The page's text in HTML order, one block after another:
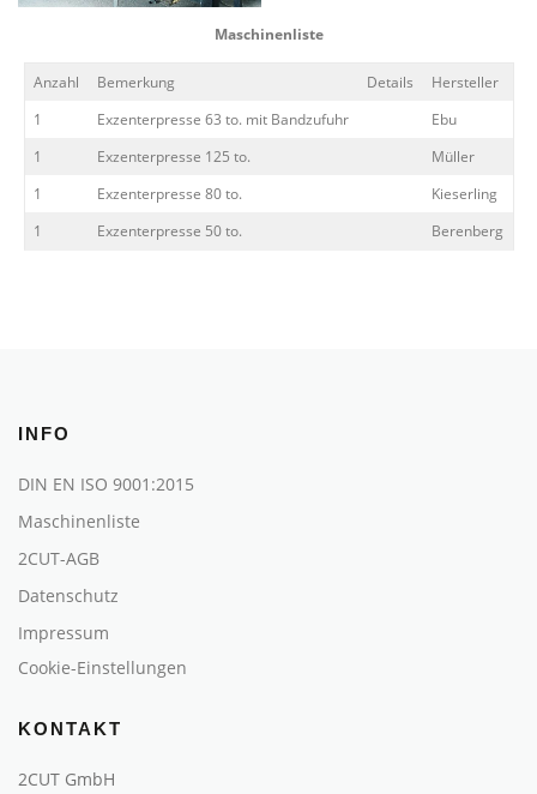
Maschinenliste
Anzahl Bemerkung Details
Hersteller
1
Exzenterpresse 63 to. mit Bandzufuhr
Ebu
1
Exzenterpresse 125 to.
Müller
1
Exzenterpresse 80 to.
Kieserling
1
Exzenterpresse 50 to. Berenberg
INFO
DIN EN ISO 9001:2015
Maschinenliste
2CUT-AGB
Datenschutz
Impressum
Cookie-Einstellungen
KONTAKT
2CUT GmbH